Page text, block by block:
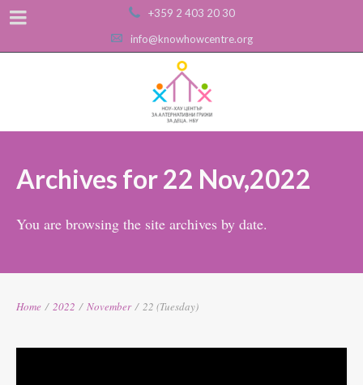
+359 2 403 20 30
info@knowhowcentre.org
Archives for 22 Nov,2022
You are browsing the site archives by date.
Home / 2022 / November / 22 (Tuesday)